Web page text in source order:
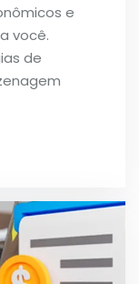
e
você.
de